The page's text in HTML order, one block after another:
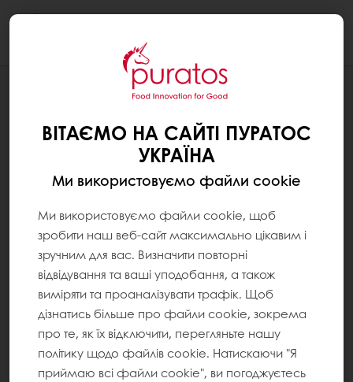
ХЛІБ ТЕМНИЙ ЗЕРНОВИЙ З
ЗАКВАСКОЮ
ВІТАЄМО НА САЙТІ ПУРАТОС
УКРАЇНА
Ми використовуємо файли cookie
Ми використовуємо файли cookie, щоб
зробити наш веб-сайт максимально цікавим і
зручним для вас. Визначити повторні
відвідування та ваші уподобання, а також
виміряти та проаналізувати трафік. Щоб
дізнатись більше про файли cookie, зокрема
про те, як їх відключити, перегляньте нашу
політику щодо файлів cookie. Натискаючи "Я
приймаю всі файли cookie", ви погоджуєтесь